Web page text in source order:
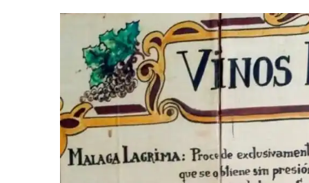
25
marzo,
2025
2021-
03-
04T11:17:00+01:00
Arte,
Civilizaciones,
Cultural
Histórico
read